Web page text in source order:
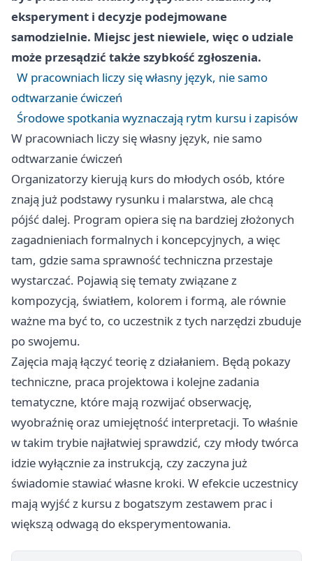
eksperyment i decyzje podejmowane
samodzielnie. Miejsc jest niewiele, więc o udziale
może przesądzić także szybkość zgłoszenia.
W pracowniach liczy się własny język, nie samo
odtwarzanie ćwiczeń
Środowe spotkania wyznaczają rytm kursu i zapisów
W pracowniach liczy się własny język, nie samo
odtwarzanie ćwiczeń
Organizatorzy kierują kurs do młodych osób, które
znają już podstawy rysunku i malarstwa, ale chcą
pójść dalej. Program opiera się na bardziej złożonych
zagadnieniach formalnych i koncepcyjnych, a więc
tam, gdzie sama sprawność techniczna przestaje
wystarczać. Pojawią się tematy związane z
kompozycją, światłem, kolorem i formą, ale równie
ważne ma być to, co uczestnik z tych narzędzi zbuduje
po swojemu.
Zajęcia mają łączyć teorię z działaniem. Będą pokazy
techniczne, praca projektowa i kolejne zadania
tematyczne, które mają rozwijać obserwację,
wyobraźnię oraz umiejętność interpretacji. To właśnie
w takim trybie najłatwiej sprawdzić, czy młody twórca
idzie wyłącznie za instrukcją, czy zaczyna już
świadomie stawiać własne kroki. W efekcie uczestnicy
mają wyjść z kursu z bogatszym zestawem prac i
większą odwagą do eksperymentowania.